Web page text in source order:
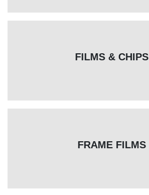
FILMS & CHIPS
FRAME FILMS